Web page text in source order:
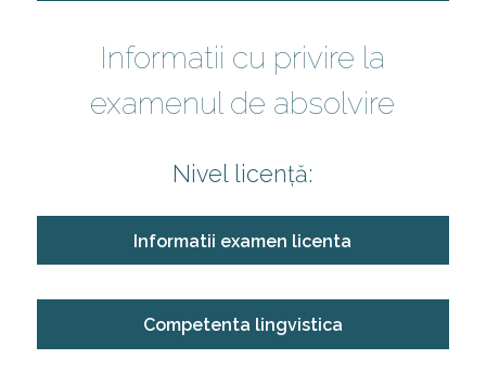
Informatii cu privire la
examenul de absolvire
Nivel licență:
Informatii examen licenta
Competenta lingvistica